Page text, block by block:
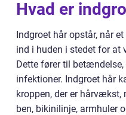
Hvad er
Indgroet hår opstår, når
ind i huden i stedet for at
Dette fører til
infektioner. Indgroet hår
kroppen, der er hårvækst,
ben, bikinilinje, armhuler